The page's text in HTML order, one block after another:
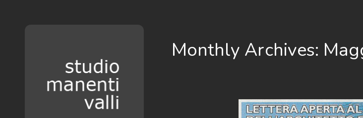
Monthly Archives: